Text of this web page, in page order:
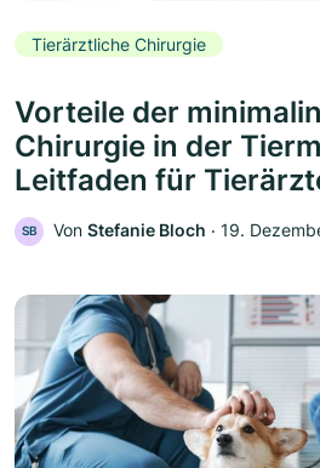
Tierärztliche Chirurgie
Vorteile der
Chirurgie in der
Leitfaden für
SB Von Stefanie Bloch ‧ 19.